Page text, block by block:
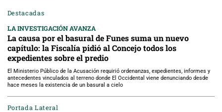
Destacadas
LA INVESTIGACIÓN AVANZA
La causa por el basural de Funes suma un nuevo
capítulo: la Fiscalía pidió al Concejo todos los
expedientes sobre el predio
El Ministerio Público de la Acusación requirió ordenanzas, expedientes, informes y
antecedentes vinculados al terreno donde El Occidental viene denunciando desde
hace meses la existencia de un basural a cielo
Portada Lateral